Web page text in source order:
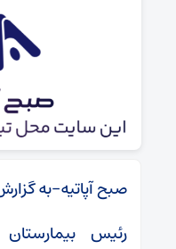
صبح آپاتیه-به
رئیس